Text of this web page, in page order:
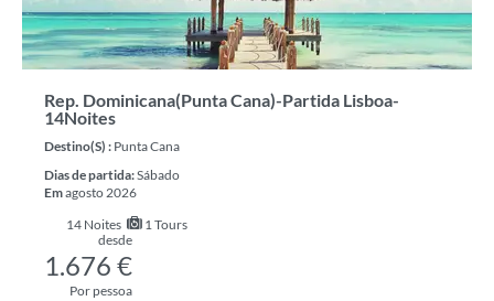
Rep. Dominicana(Punta Cana)-Partida Lisboa-
14Noites
Destino(s) : Punta Cana
Dias de partida:Sábado
Emagosto 2026
14 Noites
1 Tours
desde
1.676 €
Por pessoa